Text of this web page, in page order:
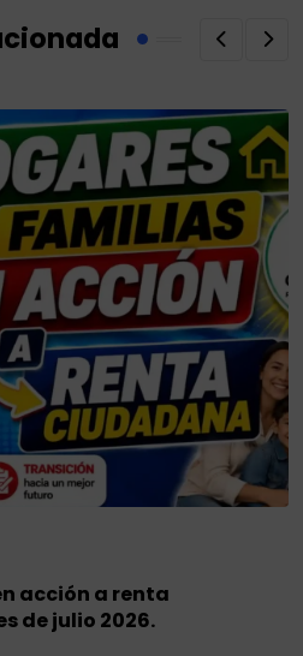
acción a renta
de julio 2026.